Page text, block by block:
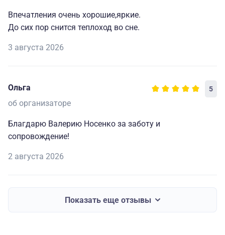
Впечатления очень хорошие,яркие.
До сих пор снится теплоход во сне.
3 августа 2026
Ольга 5
об организаторе
Благдарю Валерию Носенко за заботу и
сопровождение!
2 августа 2026
Показать еще отзывы